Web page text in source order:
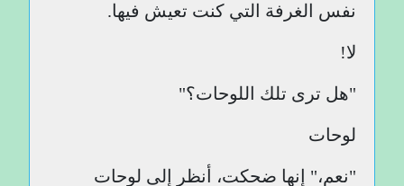
نفس الغرفة التي كنت تعيش فيها.
لا!
"هل ترى تلك اللوحات؟"
لوحات
"نعم،" إنها ضحكت، أنظر إلى لوحات